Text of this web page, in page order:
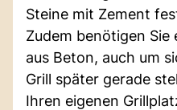
Steine mit Zement
Zudem benötigen Sie
aus Beton, auch um
Grill später gerade
Ihren eigenen